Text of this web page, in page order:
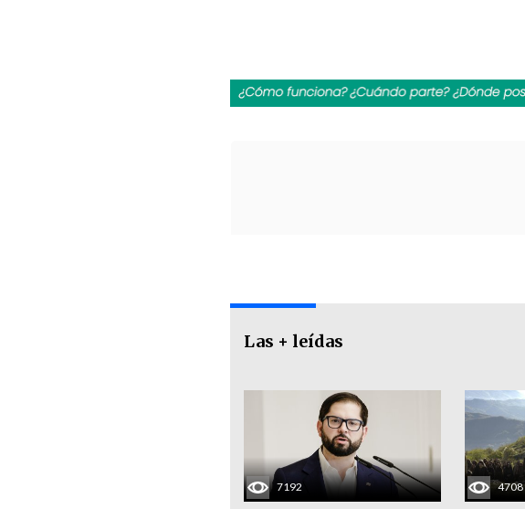
Las + leídas
7192 4708